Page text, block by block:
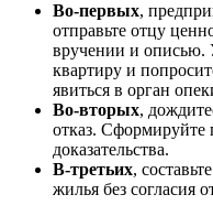
Во-первых,
отправьте отцу
вручении и описью.
квартиру и
явиться в орган
Во-вторых,
отказ. Сформируйте
доказательства.
В-третьих,
жилья без согласия